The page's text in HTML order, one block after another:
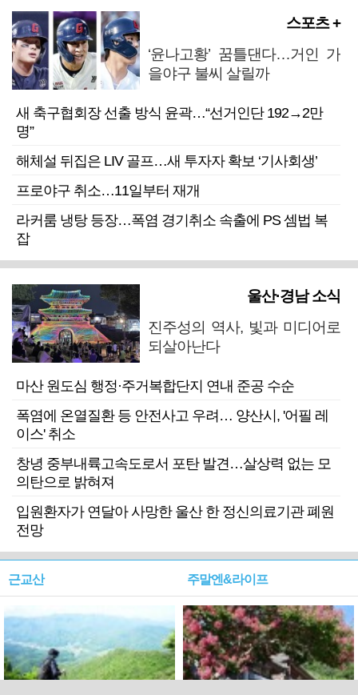
스포츠 +
‘윤나고황’ 꿈틀댄다…거인 가
을야구 불씨 살릴까
새 축구협회장 선출 방식 윤곽…“선거인단 192→2만
명”
해체설 뒤집은 LIV 골프…새 투자자 확보 ‘기사회생’
프로야구 취소…11일부터 재개
라커룸 냉탕 등장…폭염 경기취소 속출에 PS 셈법 복
잡
울산·경남 소식
진주성의 역사, 빛과 미디어로
되살아난다
마산 원도심 행정·주거복합단지 연내 준공 수순
폭염에 온열질환 등 안전사고 우려… 양산시, '어필 레
이스' 취소
창녕 중부내륙고속도로서 포탄 발견…살상력 없는 모
의탄으로 밝혀져
입원환자가 연달아 사망한 울산 한 정신의료기관 폐원
전망
근교산 주말엔&라이프